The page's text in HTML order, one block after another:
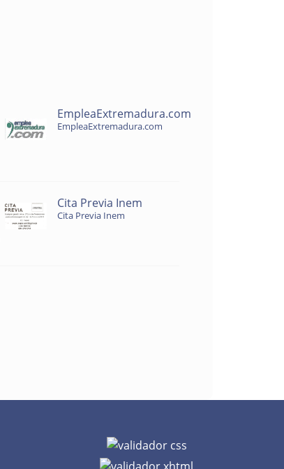
EmpleaExtremadura.com
EmpleaExtremadura.com
Cita Previa Inem
Cita Previa Inem